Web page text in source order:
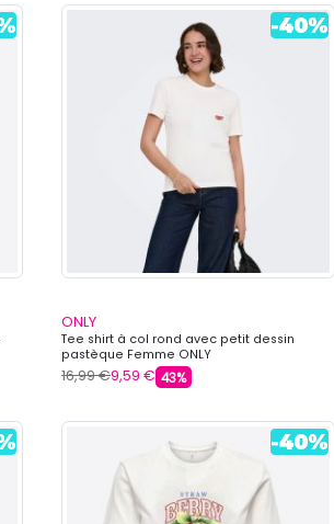
ONLY
Tee shirt à col rond avec petit dessin
pastèque Femme ONLY
16,99 €9,59 € 43%